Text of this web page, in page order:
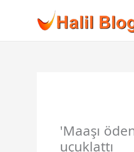
'Maaşı
uçuklattı